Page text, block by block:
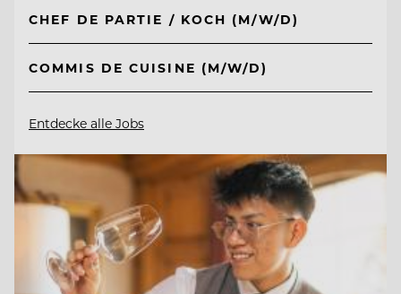
CHEF DE PARTIE / KOCH (M/W/D)
COMMIS DE CUISINE (M/W/D)
Entdecke alle Jobs